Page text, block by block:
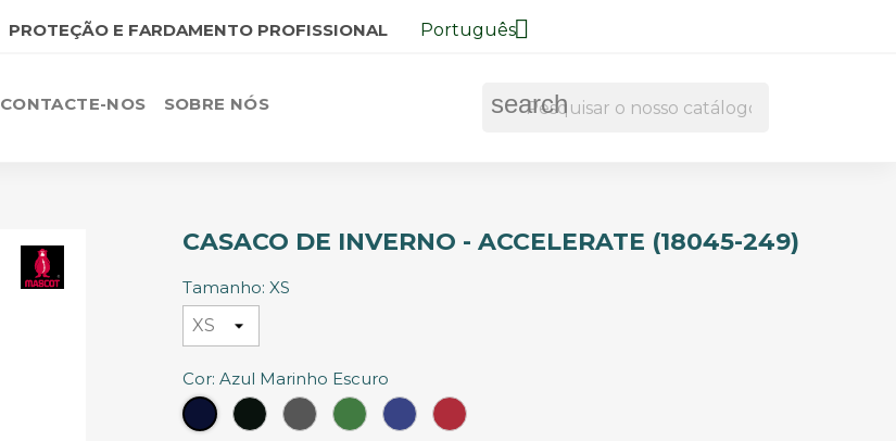
PROTEÇÃO E FARDAMENTO PROFISSIONAL Português
CONTACTE-NOS SOBRE NÓS search
CASACO DE INVERNO - ACCELERATE (18045-249)
Tamanho: XS
Cor: Azul Marinho Escuro
Azul
Marinho
Preto
Cinzento
Anthracite
Verde
Relva
Azul
Roial
Vermelho